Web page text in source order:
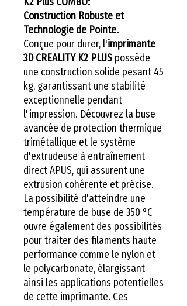
Construction Robuste et
Technologie de Pointe.
Conçue pour durer, l'imprimante
3D CREALITY K2 PLUS possède
une construction solide pesant 45
kg, garantissant une stabilité
exceptionnelle pendant
l'impression. Découvrez la buse
avancée de protection thermique
trimétallique et le système
d'extrudeuse à entraînement
direct APUS, qui assurent une
extrusion cohérente et précise.
La possibilité d'atteindre une
température de buse de 350 °C
ouvre également des possibilités
pour traiter des filaments haute
performance comme le nylon et
le polycarbonate, élargissant
ainsi les applications potentielles
de cette imprimante. Ces